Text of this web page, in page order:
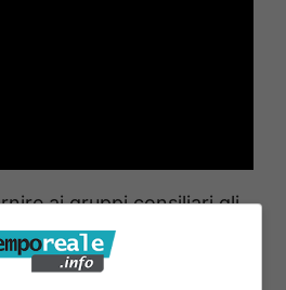
ai gruppi consiliari gli
per l’esercizio delle loro
questa amministrazione a